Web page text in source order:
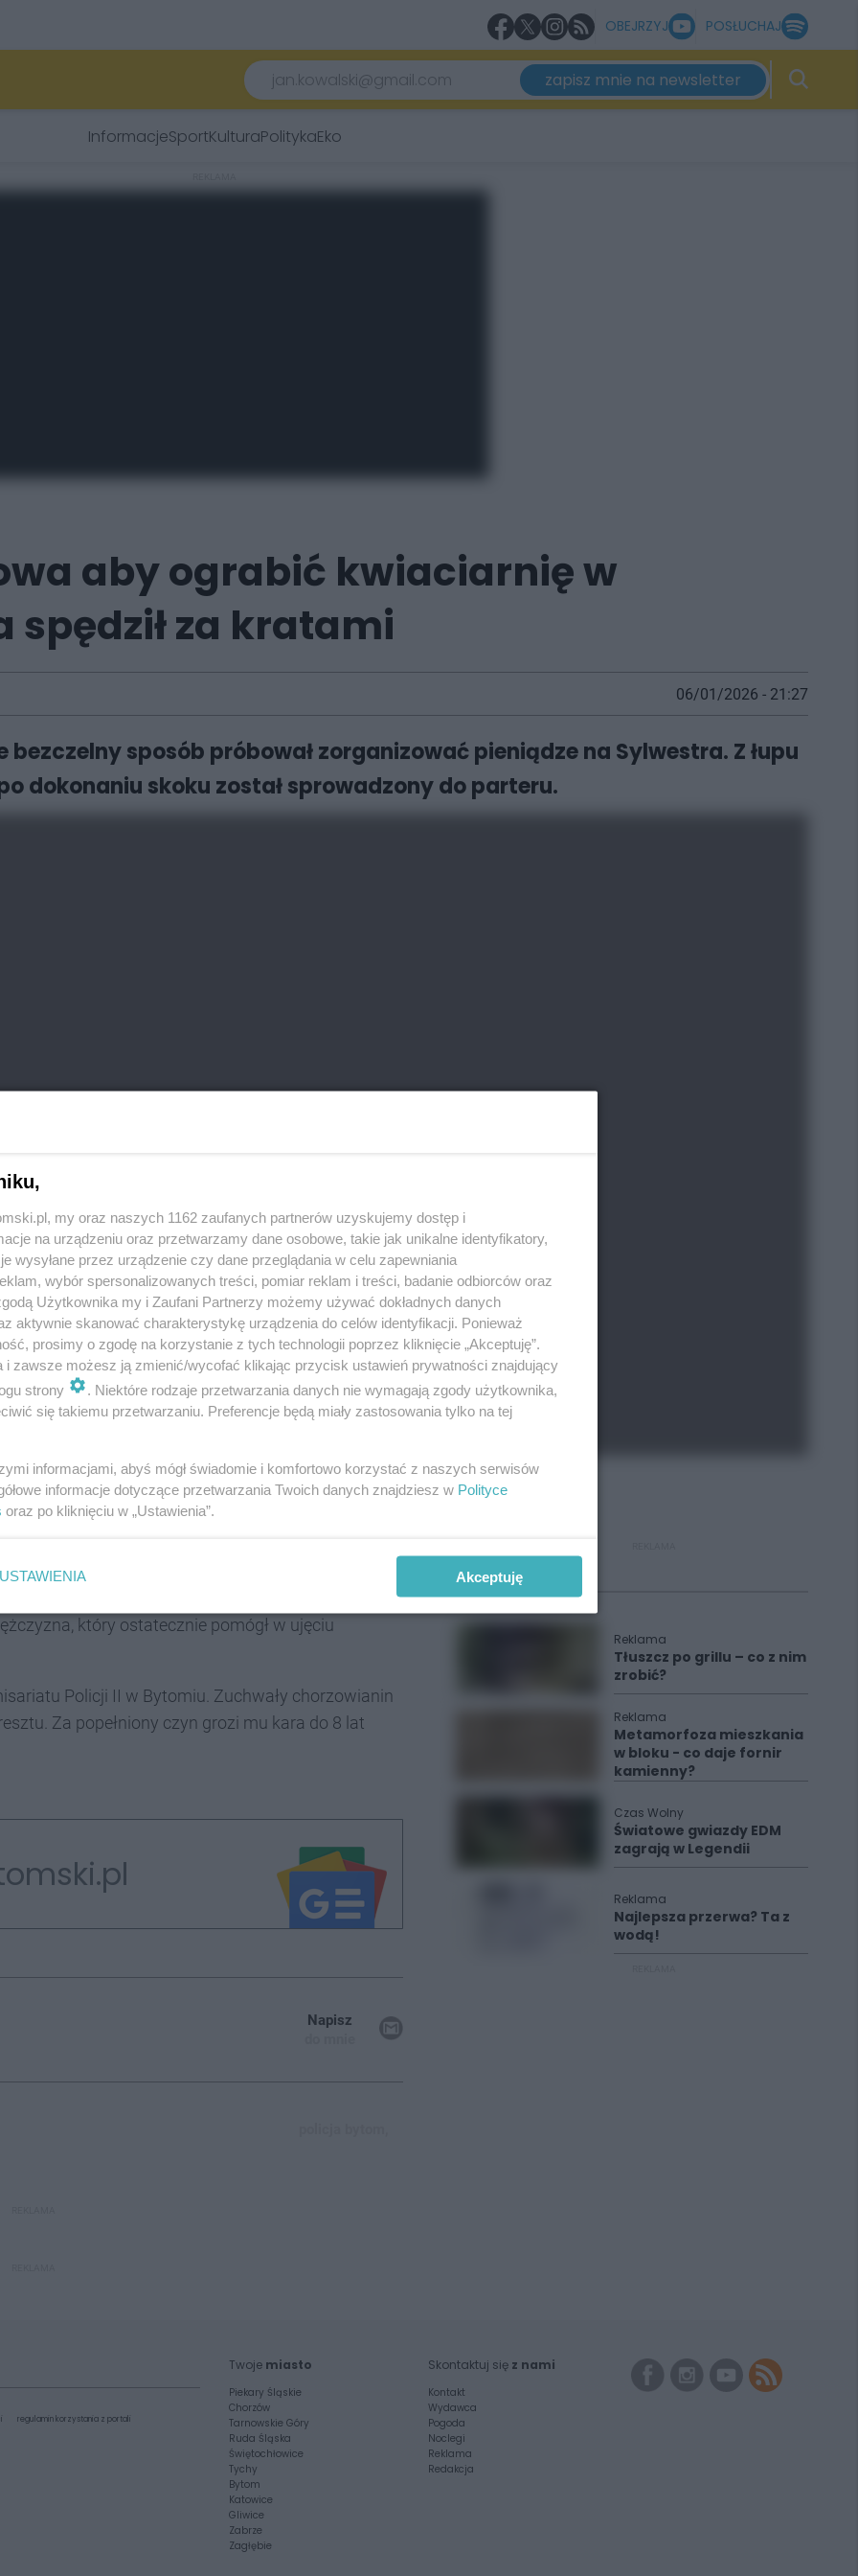
OBEJRZYJ POSŁUCHAJ
zapisz mnie na newsletter
InformacjeSportKulturaPolitykaEko
aby ograbić kwiaciarnię w
za kratami
06/01/2026 - 21:27
sposób próbował zorganizować pieniądze na Sylwestra. Z łupu
dokonaniu skoku został sprowadzony do parteru.
REKLAMA
Tak też było i w tym przypadku. W ostatni dzień
kwiaciarni i w obecności jej właścicielki wszedł
następnie ruszył do ucieczki. Kobieta wybiegła za
który ostatecznie pomógł w ujęciu
Policji II w Bytomiu. Zuchwały chorzowianin
Za popełniony czyn grozi mu kara do 8 lat
Napisz
Polecane
Reklama
Tłuszcz po grillu – co z nim
zrobić?
Reklama
Metamorfoza mieszkania
w bloku - co daje fornir
kamienny?
Czas Wolny
Światowe gwiazdy EDM
zagrają w Legendii
Reklama
Najlepsza przerwa? Ta z
wodą!
regulamin korzystania z portali
Twoje miasto
Piekary Śląskie
Chorzów
Tarnowskie Góry
Ruda Śląska
Świętochłowice
Tychy
Bytom
Katowice
Gliwice
Zabrze
Zagłębie
Skontaktuj się z nami
Kontakt
Wydawca
Pogoda
Noclegi
Reklama
Redakcja
my oraz naszych 1162 zaufanych partnerów uzyskujemy dostęp i
na urządzeniu oraz przetwarzamy dane osobowe, takie jak unikalne identyfikatory,
wysyłane przez urządzenie czy dane przeglądania w celu zapewniania
wybór spersonalizowanych treści, pomiar reklam i treści, badanie odbiorców oraz
Użytkownika my i Zaufani Partnerzy możemy używać dokładnych danych
aktywnie skanować charakterystykę urządzenia do celów identyfikacji. Ponieważ
prosimy o zgodę na korzystanie z tych technologii poprzez kliknięcie „Akceptuję”.
i zawsze możesz ją zmienić/wycofać klikając przycisk ustawień prywatności znajdujący
strony
. Niektóre rodzaje przetwarzania danych nie wymagają zgody użytkownika,
się takiemu przetwarzaniu. Preferencje będą miały zastosowania tylko na tej
informacjami, abyś mógł świadomie i komfortowo korzystać z naszych serwisów
informacje dotyczące przetwarzania Twoich danych znajdziesz w Polityce
oraz po kliknięciu w „Ustawienia”.
USTAWIENIA Akceptuję